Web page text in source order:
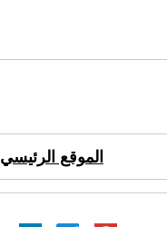
الموقع الرئيسي